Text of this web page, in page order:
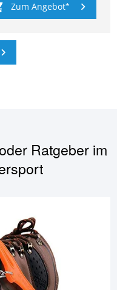
Zum Angebot
Ratgeber im